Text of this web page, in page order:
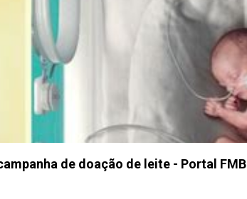
de doação de leite - Portal FMB